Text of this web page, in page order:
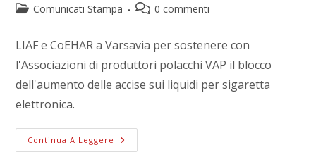
Comunicati Stampa
0 commenti
LIAF e CoEHAR a Varsavia per sostenere con
l'Associazioni di produttori polacchi VAP il blocco
dell'aumento delle accise sui liquidi per sigaretta
elettronica.
Continua A Leggere